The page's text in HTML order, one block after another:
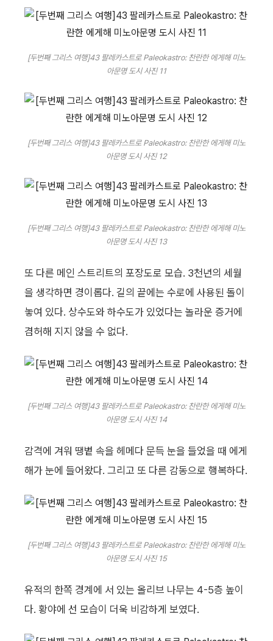
[두번째 그리스 여행]43 팔레카스트로 Paleokastro: 찬란한 에게해 미노
아문명 도시 사진 11
[두번째 그리스 여행]43 팔레카스트로 Paleokastro: 찬란한 에게해 미노
아문명 도시 사진 12
[두번째 그리스 여행]43 팔레카스트로 Paleokastro: 찬란한 에게해 미노
아문명 도시 사진 13
또 다른 메인 스트리트의 포장도로 모습. 3천년의 세월
을 생각하면 경이롭다. 길의 끝에는 수로에 사용된 돌이
놓여 있다. 상수도와 하수도가 있었다는 놀라운 증거에
겸허해 지지 않을 수 없다.
[두번째 그리스 여행]43 팔레카스트로 Paleokastro: 찬란한 에게해 미노
아문명 도시 사진 14
감격에 겨워 땡볕 속을 헤메다 문득 눈을 들었을 때 에게
해가 눈에 들어왔다. 그리고 또 다른 감동으로 행복하다.
[두번째 그리스 여행]43 팔레카스트로 Paleokastro: 찬란한 에게해 미노
아문명 도시 사진 15
유적의 한쪽 경계에 서 있는 올리브 나무는 4-5층 높이
다. 황야에 선 모습이 더욱 비감하게 보였다.